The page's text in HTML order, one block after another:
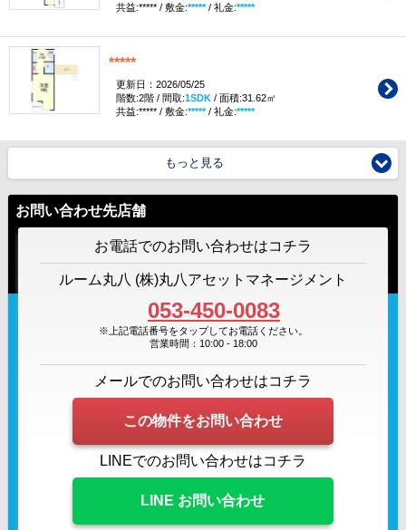
共益:***** / 敷金:*****/ 礼金:*****
*****
更新日：2026/05/25
階数:2階 / 間取:1SDK / 面積:31.62㎡
共益:***** / 敷金:*****/ 礼金:*****
もっと見る
お問い合わせ先店舗
お電話でのお問い合わせはコチラ
ルーム丸八 (株)丸八アセットマネージメント
053-450-0083
※上記電話番号をタップしてお電話ください。
営業時間：10:00 - 18:00
メールでのお問い合わせはコチラ
この物件をお問い合わせ
LINEでのお問い合わせはコチラ
LINE お問い合わせ